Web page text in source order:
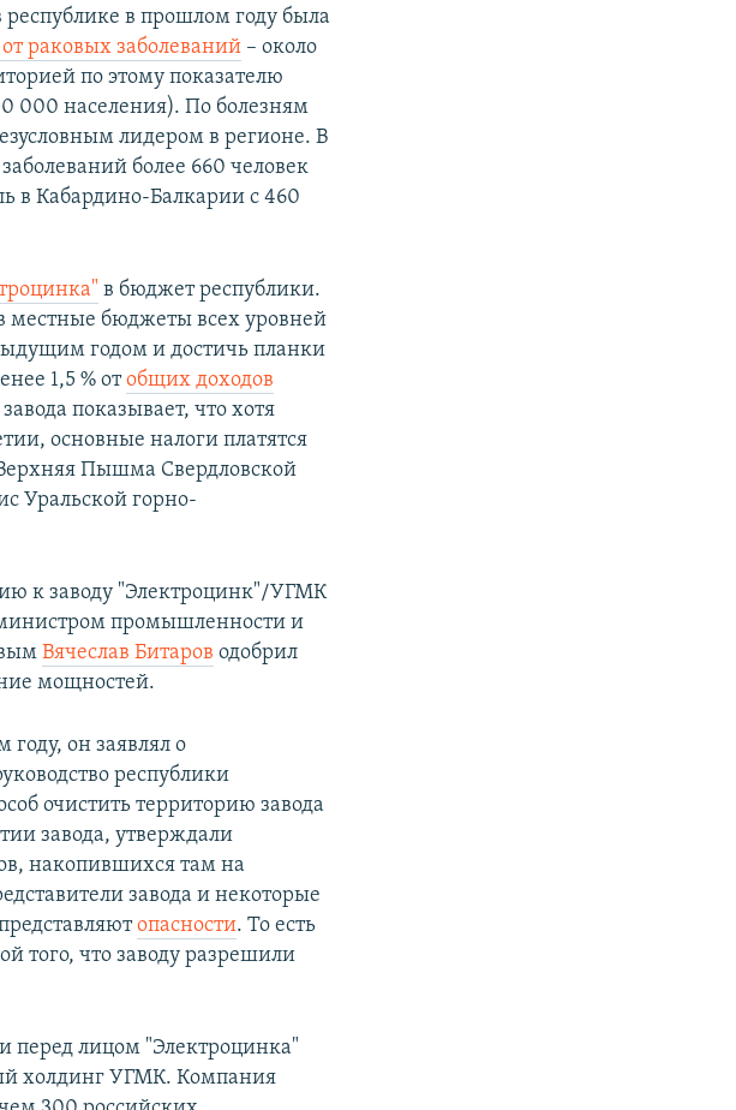
в прошлом году была
раковых заболеваний – около
по этому показателю
000 населения). По болезням
лидером в регионе. В
более 660 человек
в Кабардино-Балкарии с 460
в бюджет республики.
местные бюджеты всех уровней
годом и достичь планки
1,5 % отобщих доходов
показывает, что хотя
основные налоги платятся
Верхняя Пышма Свердловской
Уральской горно-
к заводу "Электроцинк"/УГМК
министром промышленности и
Вячеслав Битаров одобрил
мощностей.
он заявлял о
республики
очистить территорию завода
завода, утверждали
накопившихся там на
завода и некоторые
опасности. То есть
того, что заводу разрешили
перед лицом "Электроцинка"
холдинг УГМК. Компания